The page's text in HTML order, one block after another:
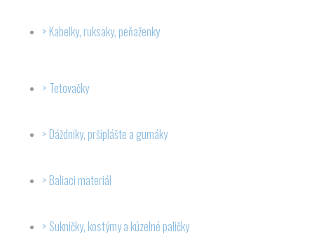
Kabelky, ruksaky, peňaženky
Tetovačky
Dáždniky, pršiplášte a gumáky
Baliaci materiál
Sukničky, kostýmy a kúzelné paličky